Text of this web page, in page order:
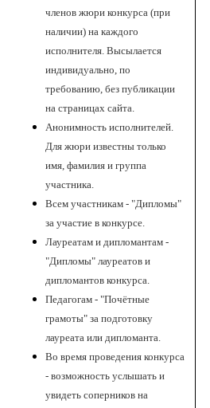
членов жюри конкурса (при
наличии) на каждого
исполнителя. Высылается
индивидуально, по
требованию, без публикации
на страницах сайта.
Анонимность исполнителей.
Для жюри известны только
имя, фамилия и группа
участника.
Всем участникам - "Дипломы"
за участие в конкурсе.
Лауреатам и дипломантам -
"Дипломы" лауреатов и
дипломантов конкурса.
Педагогам - "Почётные
грамоты" за подготовку
лауреата или дипломанта.
Во время проведения конкурса
- возможность услышать и
увидеть соперников на